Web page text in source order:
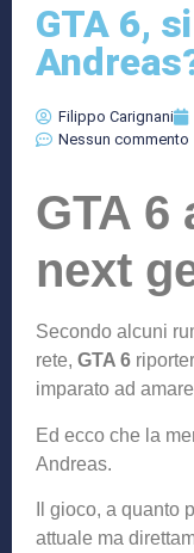
GTA 6,
Filippo Carignani
Nessun commento
GTA 6
next
Secondo alcuni
rete, GTA 6
imparato ad
Ed ecco che la
Andreas.
Il gioco, a quanto
attuale ma